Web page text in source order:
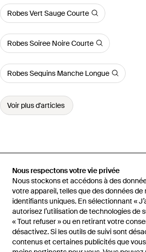
Nous respectons votre vie privée
Nous stockons et accédons à des
votre appareil, telles que des données de
identifiants uniques. En sélectionnant «
autorisez l’utilisation de technologies de
« Tout refuser » ou en retirant votre
désactivez. Si les outils de suivi sont
contenus et certaines publicités que
Robes Vert Sauge Courte
Robes Soiree Noire Courte
Robes Sequins Manche Longue
Voir plus d'articles
Bords Festonnés
Aide et infos